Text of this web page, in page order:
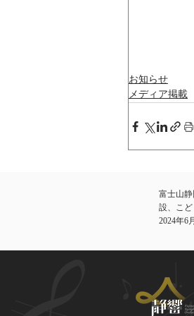
お知らせ
メディア掲載
富士山
設、こ
​2024年6